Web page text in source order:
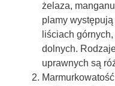
żelaza,
plamy
liściach
dolnych.
uprawnych są